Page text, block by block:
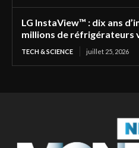
LG InstaView™ : dix ans
millions de réfrigérateurs
TECH & SCIENCE juillet 25, 2026